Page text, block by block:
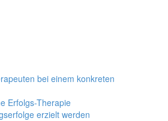
bei einem konkreten
Erfolgs-Therapie
erzielt werden